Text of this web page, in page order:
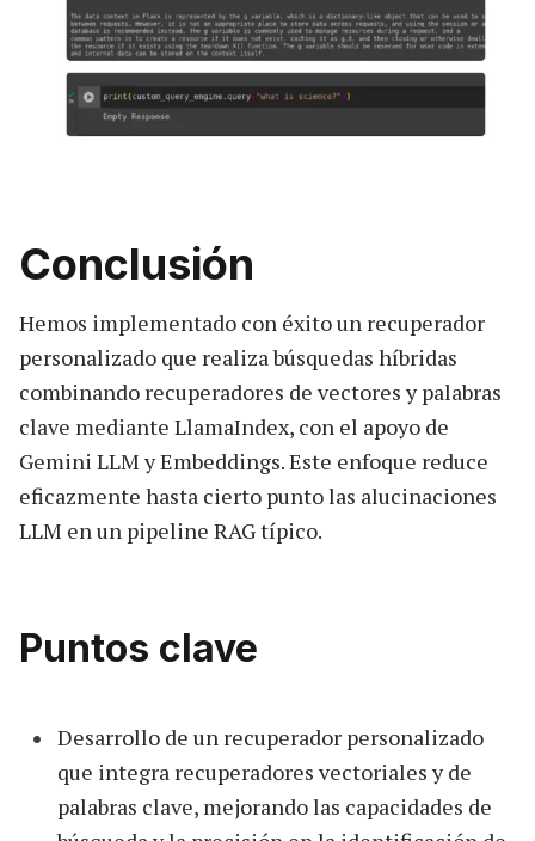
Conclusión
Hemos implementado con éxito un recuperador
personalizado que realiza búsquedas híbridas
combinando recuperadores de vectores y palabras
clave mediante LlamaIndex, con el apoyo de
Gemini LLM y Embeddings. Este enfoque reduce
eficazmente hasta cierto punto las alucinaciones
LLM en un pipeline RAG típico.
Puntos clave
Desarrollo de un recuperador personalizado
que integra recuperadores vectoriales y de
palabras clave, mejorando las capacidades de